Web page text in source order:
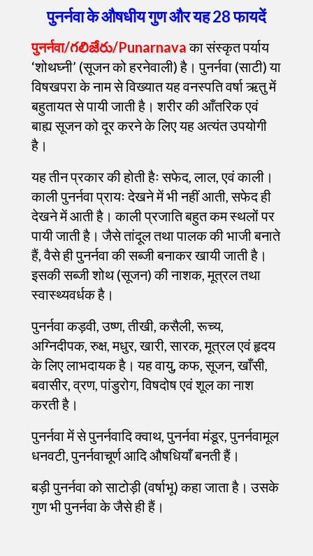
पुनर्नवा के औषधीय गुण और यह 28 फायदें
पुनर्नवा/గలిజేరు/Punarnava का संस्कृत पर्याय
‘शोथघ्नी’ (सूजन को हरनेवाली) है। पुनर्नवा (साटी) या
विषखपरा के नाम से विख्यात यह वनस्पति वर्षा ऋतु में
बहुतायत से पायी जाती है। शरीर की आँतरिक एवं
बाह्य सूजन को दूर करने के लिए यह अत्यंत उपयोगी
है।
यह तीन प्रकार की होती हैः सफेद, लाल, एवं काली।
काली पुनर्नवा प्रायः देखने में भी नहीं आती, सफेद ही
देखने में आती है। काली प्रजाति बहुत कम स्थलों पर
पायी जाती है। जैसे तांदूल तथा पालक की भाजी बनाते
हैं, वैसे ही पुनर्नवा की सब्जी बनाकर खायी जाती है।
इसकी सब्जी शोथ (सूजन) की नाशक, मूत्रल तथा
स्वास्थ्यवर्धक है।
पुनर्नवा कड़वी, उष्ण, तीखी, कसैली, रूच्य,
अग्निदीपक, रुक्ष, मधुर, खारी, सारक, मूत्रल एवं हृदय
के लिए लाभदायक है। यह वायु, कफ, सूजन, खाँसी,
बवासीर, व्रण, पांडुरोग, विषदोष एवं शूल का नाश
करती है।
पुनर्नवा में से पुनर्नवादि क्वाथ, पुनर्नवा मंडूर, पुनर्नवामूल
धनवटी, पुनर्नवाचूर्ण आदि औषधियाँ बनती हैं।
बड़ी पुनर्नवा को साटोड़ी (वर्षाभू) कहा जाता है। उसके
गुण भी पुनर्नवा के जैसे ही हैं।